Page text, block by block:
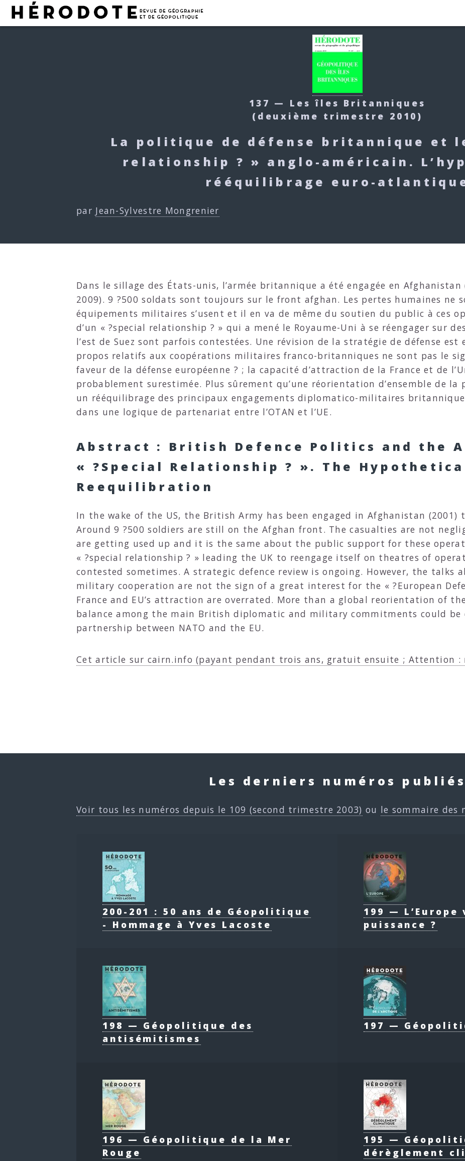
137 — Les îles Britanniques
(deuxième trimestre 2010)
La politique de défense britannique et
relationship ? » anglo-américain.
rééquilibrage euro-
par Jean-Sylvestre Mongrenier
Dans le sillage des États-unis, l’armée britannique a été engagée en Afghanistan
2009). 9 ?500 soldats sont toujours sur le front afghan. Les pertes humaines ne
équipements militaires s’usent et il en va de même du soutien du public à ces
d’un « ?special relationship ? » qui a mené le Royaume-Uni à se réengager sur
l’est de Suez sont parfois contestées. Une révision de la stratégie de défense est
propos relatifs aux coopérations militaires franco-britanniques ne sont pas le
faveur de la défense européenne ? ; la capacité d’attraction de la France et de
probablement surestimée. Plus sûrement qu’une réorientation d’ensemble de
un rééquilibrage des principaux engagements diplomatico-militaires
dans une logique de partenariat entre l’OTAN et l’UE.
Abstract : British Defence Politics and the
« ?Special Relationship ? ». The
Reequilibration
In the wake of the US, the British Army has been engaged in Afghanistan (2001)
Around 9 ?500 soldiers are still on the Afghan front. The casualties are not
are getting used up and it is the same about the public support for these
« ?special relationship ? » leading the UK to reengage itself on theatres of
contested sometimes. A strategic defence review is ongoing. However, the talks
military cooperation are not the sign of a great interest for the « ?European
France and EU’s attraction are overrated. More than a global reorientation of
balance among the main British diplomatic and military commitments could be
partnership between NATO and the EU.
Cet article sur cairn.info (payant pendant trois ans, gratuit ensuite ; Attention :
Les derniers numéros publiés
Voir tous les numéros depuis le 109 (second trimestre 2003) ou le sommaire des
200-201 : 50 ans de Géopolitique
- Hommage à Yves Lacoste
199 — L’Europe
puissance ?
198 — Géopolitique des
antisémitismes
197 —
196 — Géopolitique de la Mer
Rouge
195 —
dérèglement